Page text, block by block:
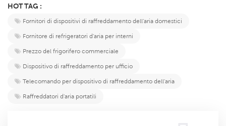
HOT TAG :
Fornitori di dispositivi di raffreddamento dell'aria domestici
Fornitore di refrigeratori d'aria per interni
Prezzo del frigorifero commerciale
Dispositivo di raffreddamento per ufficio
Telecomando per dispositivo di raffreddamento dell'aria
Raffreddatori d'aria portatili